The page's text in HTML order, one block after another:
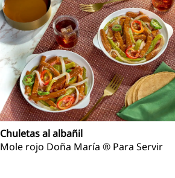
Chuletas al albañil
Mole rojo Doña María ® Para Servir